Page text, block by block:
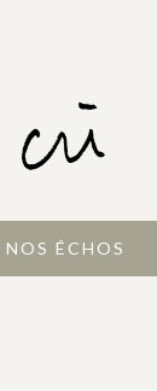
NOS ÉCHOS